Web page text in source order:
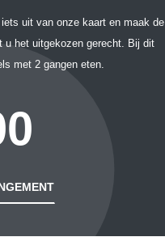
uit van onze kaart en maak de
u het uitgekozen gerecht. Bij dit
met 2 gangen eten.